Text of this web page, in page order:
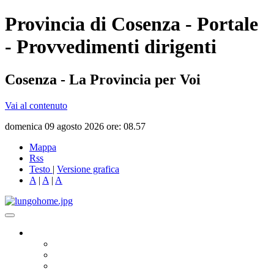
Provincia di Cosenza - Portale
- Provvedimenti dirigenti
Cosenza - La Provincia per Voi
Vai al contenuto
domenica 09 agosto 2026 ore: 08.57
Mappa
Rss
Testo | Versione grafica
A | A | A